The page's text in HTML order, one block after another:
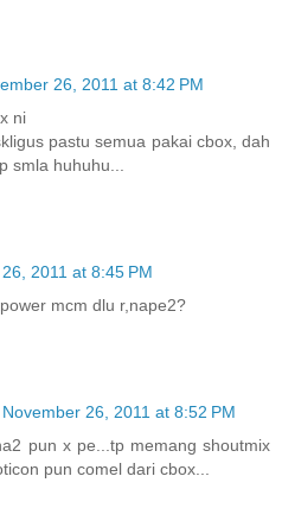
26, 2011 at 8:42 PM
ni
pastu semua pakai cbox, dah
smla huhuhu...
2011 at 8:45 PM
mcm dlu r,nape2?
November 26, 2011 at 8:52 PM
pun x pe...tp memang shoutmix
pun comel dari cbox...